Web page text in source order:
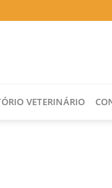
VETERINÁRIO